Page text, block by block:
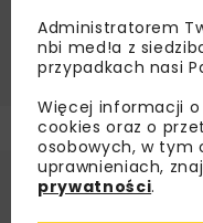
WODOCIĄGI MIASTA
Administratorem
nbi med!a z
przypadkach nasi
Więcej informacji o
cookies oraz o
osobowych, w tym
uprawnieniach,
prywatności.